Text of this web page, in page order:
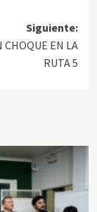
Siguiente:
CHOQUE EN LA
RUTA 5